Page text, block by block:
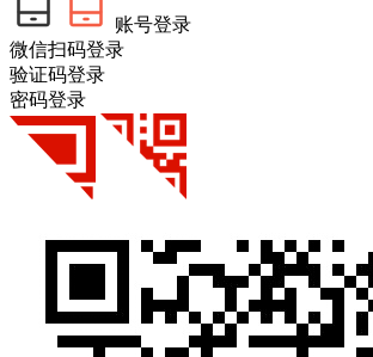
账号登录
微信扫码登录
验证码登录
密码登录